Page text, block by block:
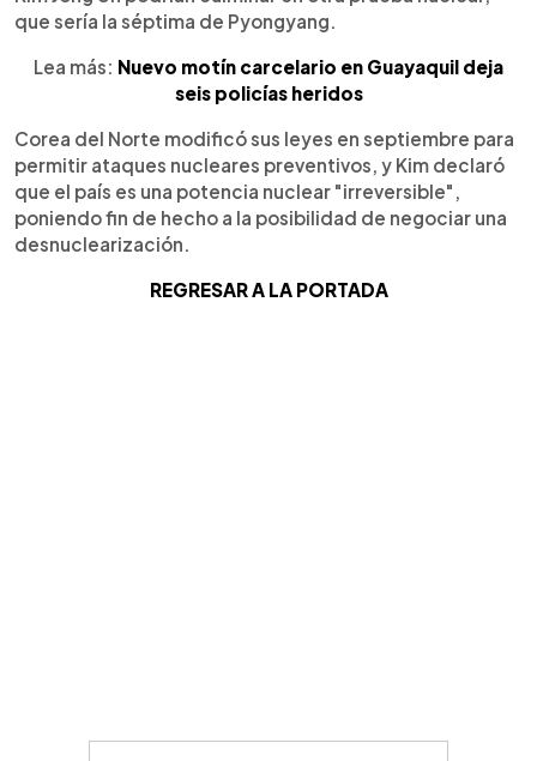
que sería la séptima de Pyongyang.
Lea más: Nuevo motín carcelario en Guayaquil deja
seis policías heridos
Corea del Norte modificó sus leyes en septiembre para
permitir ataques nucleares preventivos, y Kim declaró
que el país es una potencia nuclear "irreversible",
poniendo fin de hecho a la posibilidad de negociar una
desnuclearización.
REGRESAR A LA PORTADA